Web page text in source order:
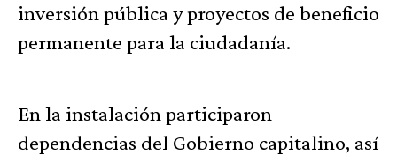
inversión pública y proyectos de beneficio
permanente para la ciudadanía.
En la instalación participaron
dependencias del Gobierno capitalino, así